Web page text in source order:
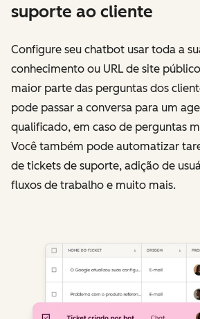
suporte ao cliente
Configure seu chatbot usar toda a
conhecimento ou URL de site
maior parte das perguntas dos
pode passar a conversa para um
qualificado, em caso de perguntas
Você também pode automatizar
de tickets de suporte, adição de
fluxos de trabalho e muito mais.